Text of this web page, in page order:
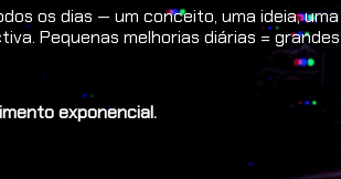
os dias — um conceito, uma ideia, uma
Pequenas melhorias diárias = grandes
exponencial.